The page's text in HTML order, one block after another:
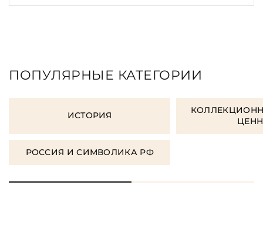
ПОПУЛЯРНЫЕ КАТЕГОРИИ
ИСТОРИЯ
РОССИЯ И СИМВОЛИКА РФ